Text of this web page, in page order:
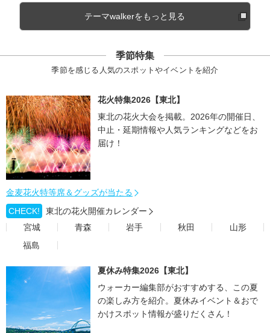
テーマwalkerをもっと見る
季節特集
季節を感じる人気のスポットやイベントを紹介
花火特集2026【東北】
東北の花火大会を掲載。2026年の開催日、
中止・延期情報や人気ランキングなどをお
届け！
金麦花火特等席＆グッズが当たる
CHECK!
東北の花火開催カレンダー
宮城
青森 岩手 秋田
山形
福島
夏休み特集2026【東北】
ウォーカー編集部がおすすめする、この夏
の楽しみ方を紹介。夏休みイベント＆おで
かけスポット情報が盛りだくさん！